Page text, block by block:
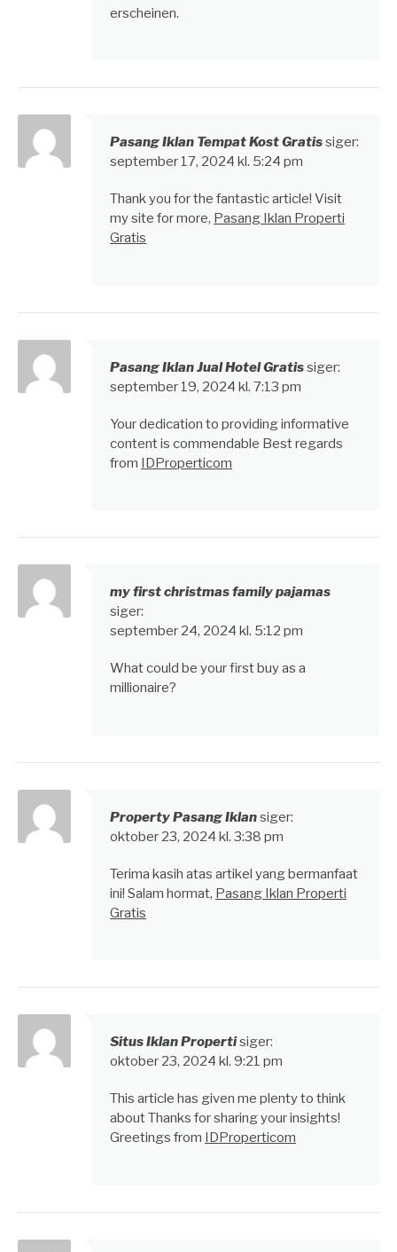
erscheinen.
Pasang Iklan Tempat Kost Gratissiger:
september 17, 2024 kl. 5:24 pm
Thank you for the fantastic article! Visit
my site for more, Pasang Iklan Properti
Gratis
Pasang Iklan Jual Hotel Gratissiger:
september 19, 2024 kl. 7:13 pm
Your dedication to providing informative
content is commendable Best regards
from IDProperticom
my first christmas family pajamas
siger:
september 24, 2024 kl. 5:12 pm
What could be your first buy as a
millionaire?
Property Pasang Iklansiger:
oktober 23, 2024 kl. 3:38 pm
Terima kasih atas artikel yang bermanfaat
ini! Salam hormat, Pasang Iklan Properti
Gratis
Situs Iklan Propertisiger:
oktober 23, 2024 kl. 9:21 pm
This article has given me plenty to think
about Thanks for sharing your insights!
Greetings from IDProperticom